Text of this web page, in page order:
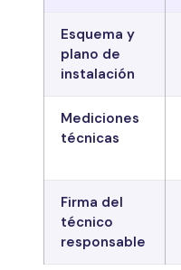
Esquema y
plano de
instalación
Mediciones
técnicas
Firma del
técnico
responsable